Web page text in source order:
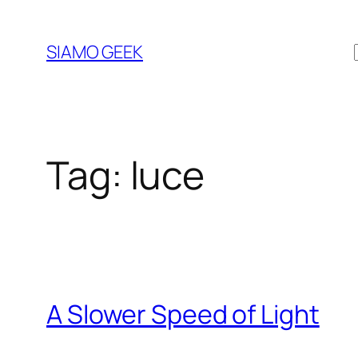
contenuto
SIAMO GEEK
Tag: luce
A Slower Speed of Light